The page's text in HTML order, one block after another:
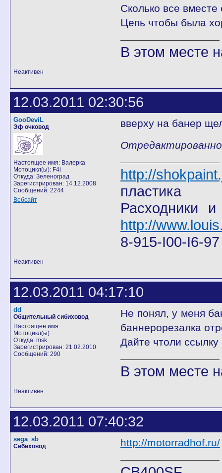
Сколько все вместе
Цепь чтобы была
В этом месте
Неактивен
12.03.2011 02:30:56
GooDeviL
Эф очковод
Настоящее имя: Валерка
Мотоцикл(ы): F4i
Откуда: Зеленоград
Зарегистрирован: 14.12.2008
Сообщений: 2244
Вебсайт
вверху на банер
Отредактированно
http://
пластика
Расходники
http://
8-915-I00-I6-
Неактивен
12.03.2011 04:17:10
dd
Общительный сибиховод
Настоящее имя:
Мотоцикл(ы):
Откуда: msk
Зарегистрирован: 21.02.2010
Сообщений: 290
Не понял, у меня
баннерорезалка
Дайте чтоли
В этом месте
Неактивен
12.03.2011 07:40:32
sega_sb
Сибиховод http://motorradhof.ru/